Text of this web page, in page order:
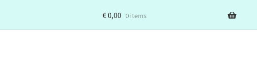
€0,00 0 items